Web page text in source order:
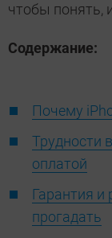
чтобы понять,
Содержание:
Почему
Трудности
оплатой
Гарантия и
прогадать